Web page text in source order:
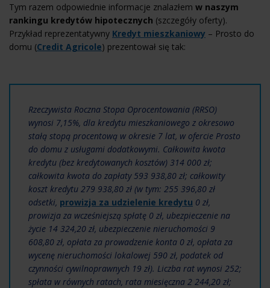
Tym razem odpowiednie informacje znalazłem w naszym
rankingu kredytów hipotecznych (szczegóły oferty).
Przykład reprezentatywny Kredyt mieszkaniowy – Prosto do
domu (Credit Agricole) prezentował się tak:
Rzeczywista Roczna Stopa Oprocentowania (RRSO)
wynosi 7,15%, dla kredytu mieszkaniowego z okresowo
stałą stopą procentową w okresie 7 lat, w ofercie Prosto
do domu z usługami dodatkowymi. Całkowita kwota
kredytu (bez kredytowanych kosztów) 314 000 zł;
całkowita kwota do zapłaty 593 938,80 zł; całkowity
koszt kredytu 279 938,80 zł (w tym: 255 396,80 zł
odsetki, prowizja za udzielenie kredytu 0 zł,
prowizja za wcześniejszą spłatę 0 zł, ubezpieczenie na
życie 14 324,20 zł, ubezpieczenie nieruchomości 9
608,80 zł, opłata za prowadzenie konta 0 zł, opłata za
wycenę nieruchomości lokalowej 590 zł, podatek od
czynności cywilnoprawnych 19 zł). Liczba rat wynosi 252;
spłata w równych ratach, rata miesięczna 2 244,20 zł;